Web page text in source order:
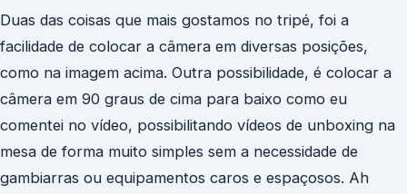
Duas das coisas que mais gostamos no tripé, foi a
facilidade de colocar a câmera em diversas posições,
como na imagem acima. Outra possibilidade, é colocar a
câmera em 90 graus de cima para baixo como eu
comentei no vídeo, possibilitando vídeos de unboxing na
mesa de forma muito simples sem a necessidade de
gambiarras ou equipamentos caros e espaçosos. Ah